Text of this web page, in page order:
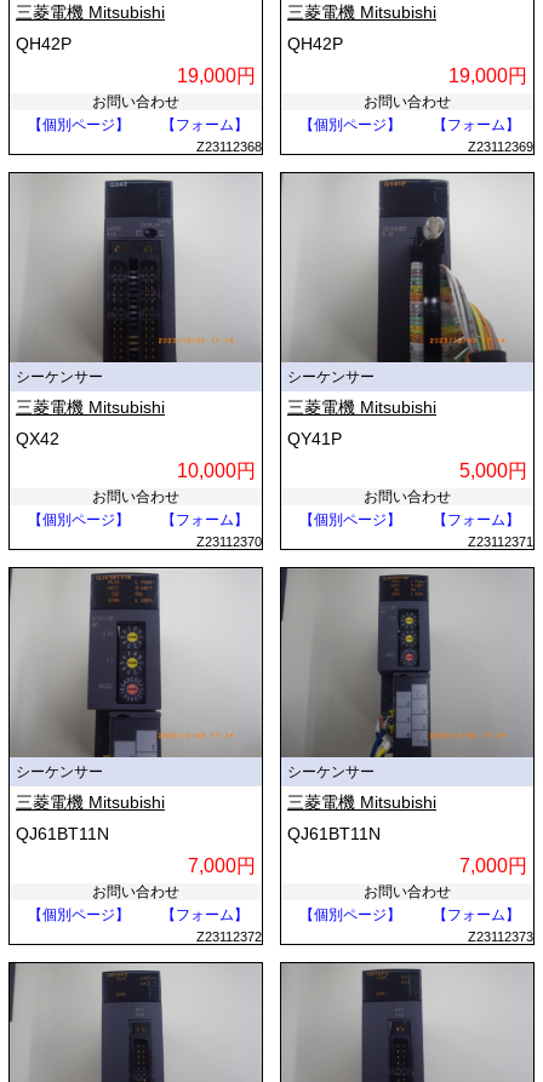
三菱電機 Mitsubishi
QH42P
19,000円
お問い合わせ
【個別ページ】
【フォーム】
Z23112368
三菱電機 Mitsubishi
QH42P
19,000円
お問い合わせ
【個別ページ】
【フォーム】
Z23112369
シーケンサー
三菱電機 Mitsubishi
QX42
10,000円
お問い合わせ
【個別ページ】
【フォーム】
Z23112370
シーケンサー
三菱電機 Mitsubishi
QY41P
5,000円
お問い合わせ
【個別ページ】
【フォーム】
Z23112371
シーケンサー
三菱電機 Mitsubishi
QJ61BT11N
7,000円
お問い合わせ
【個別ページ】
【フォーム】
Z23112372
シーケンサー
三菱電機 Mitsubishi
QJ61BT11N
7,000円
お問い合わせ
【個別ページ】
【フォーム】
Z23112373